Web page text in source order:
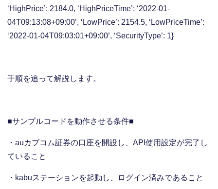
‘HighPrice’: 2184.0, ‘HighPriceTime’: ‘2022-01-
04T09:13:08+09:00’, ‘LowPrice’: 2154.5, ‘LowPriceTime’:
‘2022-01-04T09:03:01+09:00’, ‘SecurityType’: 1}
手順を追って解説します。
■サンプルコードを動作させる条件■
・auカブコム証券の口座を開設し、API使用設定が完了し
ていること
・kabuステーションを起動し、ログイン済みであること